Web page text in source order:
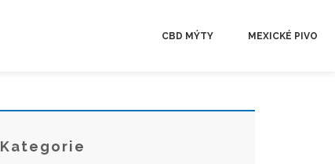
CBD MÝTY MEXICKÉ PIVO
Kategorie